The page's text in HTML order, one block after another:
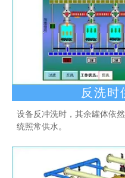
反洗时
设备反冲洗时，其余罐体依
统照常供水。